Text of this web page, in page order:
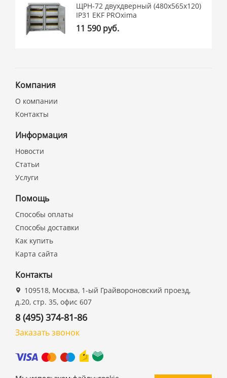
ЩРН-72 двухдверный (480х565х120)
IP31 EKF PROxima
11 590 руб.
Компания
О компании
Контакты
Информация
Новости
Статьи
Услуги
Помощь
Способы оплаты
Способы доставки
Как купить
Карта сайта
Контакты
109518, Москва, 1-ый Грайвороновский проезд,
д.20, стр. 35, офис 607
8 (495) 374-81-86
Заказать звонок